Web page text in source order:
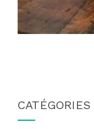
CATÉGORIES